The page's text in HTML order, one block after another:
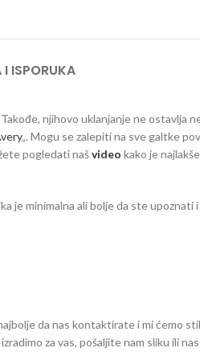
ISPORUKA
njihovo uklanjanje ne ostavlja
„. Mogu se zalepiti na sve galtke
pogledati našvideo kako je
je minimalna ali bolje da ste upoznati
da nas kontaktirate i mi ćemo
za vas, pošaljite nam sliku ili